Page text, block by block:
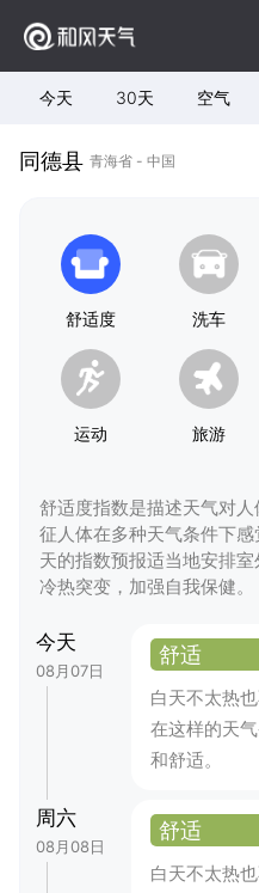
今天 30天 空气
同德县 青海省 - 中国
舒适度 洗车
运动 旅游
舒适度指数是描述天气对
征人体在多种天气条件下
天的指数预报适当地安排
冷热突变，加强自我保健。
今天
08月07日
舒适
白天不太热
在这样的天
和舒适。
周六
08月08日
舒适
白天不太热